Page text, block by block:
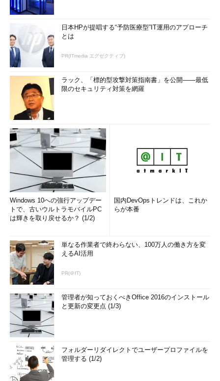
日本HPが提唱する“予防医療型”IT運用のアプローチ
とは
PR(ITmedia エグゼクティブ)
ラック、「標的型攻撃対策指南書」を公開――最低
限のセキュリティ対策を網羅
Windows 10への強行アップデー
トで、古いウルトラモバイルPC
は輝きを取り戻せるか？ (1/2)
国内DevOpsトレンドは、これか
らが本番
単なる作業者で終わらない、100万人の働き方を変
えるAI活用
PR(＠IT)
管理者が知っておくべきOffice 2016のインストール
と更新の変更点 (1/3)
フォルダーリダイレクトでユーザープロファイルを
管理する (1/2)